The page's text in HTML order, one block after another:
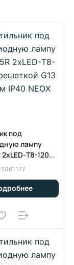
под
лампу
2xLED-Т8-1200
G13 1200мм